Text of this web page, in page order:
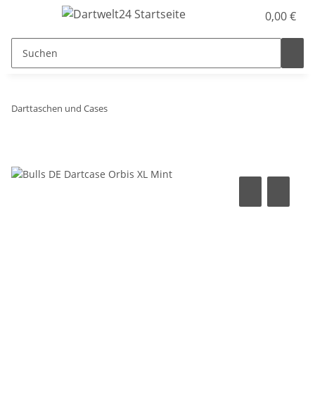
0,00 €
Darttaschen und Cases